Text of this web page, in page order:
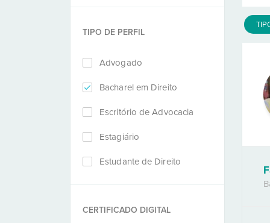
TIPO DE PERFIL
Advogado
Bacharel em Direito
Escritório de Advocacia
Estagiário
Estudante de Direito
CERTIFICADO DIGITAL